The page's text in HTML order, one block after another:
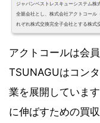
ジャパンベストレスキューシステム
全親会社とし、株式会社アクトコール
れぞれ株式交換完全子会社とする株式
式交換契約を締結した。また、ジャパ
ける連携を図るた
アクトコールは会
TSUNAGUはコン
業を展開していま
に伸ばすための買